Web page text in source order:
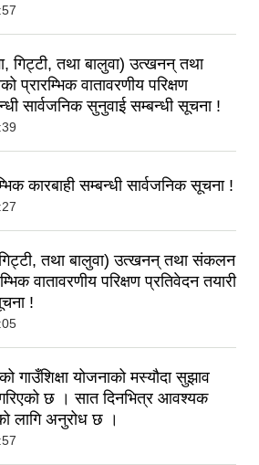
गिट्टी, तथा बालुवा) उत्खनन् तथा
वातावरणीय परिक्षण
सार्वजनिक सुनुवाई सम्बन्धी सूचना !
कारबाही सम्बन्धी सार्वजनिक सूचना !
तथा बालुवा) उत्खनन् तथा संकलन
वातावरणीय परिक्षण प्रतिवेदन तयारी
!
गाउँशिक्षा योजनाको मस्यौदा सुझाव
छ । सात दिनभित्र आवश्यक
लागि अनुरोध छ ।